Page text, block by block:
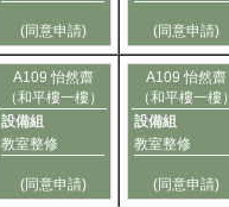
(同意申請) (同意申請)
A109 怡然齋
（和平樓一樓）
設備組
教室整修
(同意申請)
A109 怡然齋
（和平樓一樓）
設備組
教室整修
(同意申請)